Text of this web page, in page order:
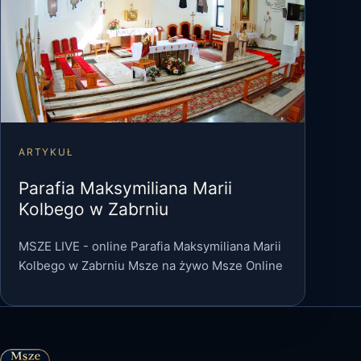
ARTYKUŁ
Parafia Maksymiliana Marii
Kolbego w Zabrniu
MSZE LIVE - online Parafia Maksymiliana Marii
Kolbego w Zabrniu Msze na żywo Msze Online